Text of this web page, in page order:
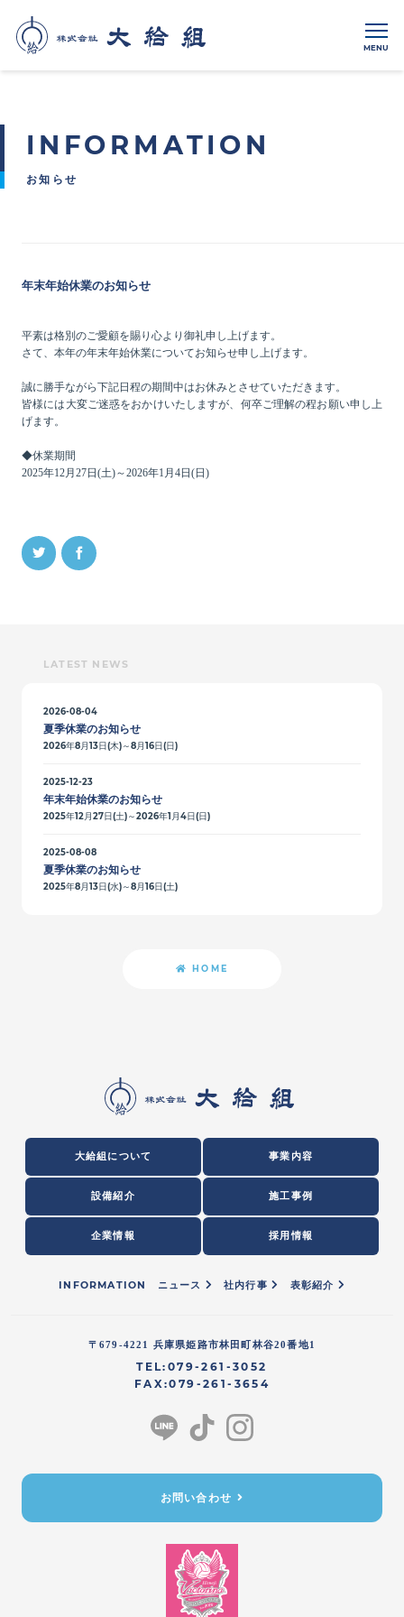
MENU
INFORMATION
お知らせ
年末年始休業のお知らせ
平素は格別のご愛顧を賜り心より御礼申し上げます。
さて、本年の年末年始休業についてお知らせ申し上げます。
誠に勝手ながら下記日程の期間中はお休みとさせていただきます。
皆様には大変ご迷惑をおかけいたしますが、何卒ご理解の程お願い申し上
げます。
◆休業期間
2025年12月27日(土)～2026年1月4日(日)
LATEST NEWS
2026-08-04
夏季休業のお知らせ
2026年8月13日(木)～8月16日(日)
2025-12-23
年末年始休業のお知らせ
2025年12月27日(土)～2026年1月4日(日)
2025-08-08
夏季休業のお知らせ
2025年8月13日(水)～8月16日(土)
HOME
大給組について 事業内容
設備紹介 施工事例
企業情報 採用情報
INFORMATION ニュース 社内行事 表彰紹介
〒679-4221 兵庫県姫路市林田町林谷20番地1
TEL:079-261-3052
FAX:079-261-3654
お問い合わせ